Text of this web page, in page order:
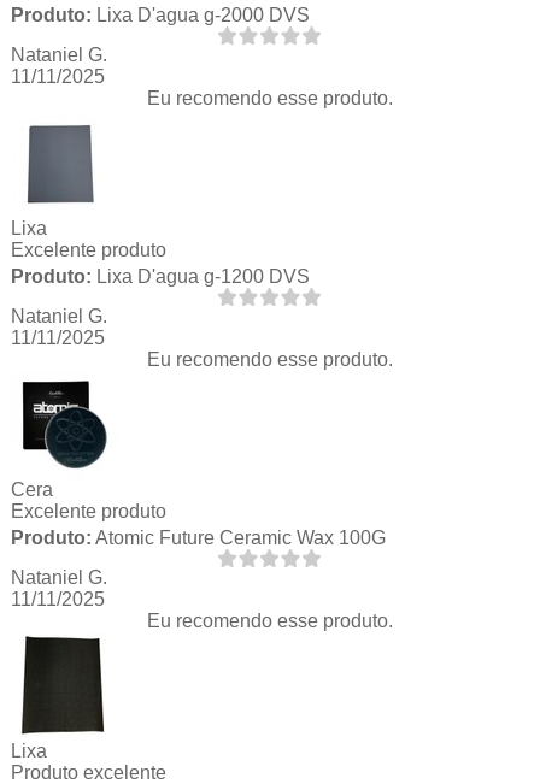
Produto: Lixa D'agua g-2000 DVS
Nataniel G.
11/11/2025
Eu recomendo esse produto.
Lixa
Excelente produto
Produto: Lixa D'agua g-1200 DVS
Nataniel G.
11/11/2025
Eu recomendo esse produto.
Cera
Excelente produto
Produto: Atomic Future Ceramic Wax 100G
Nataniel G.
11/11/2025
Eu recomendo esse produto.
Lixa
Produto excelente